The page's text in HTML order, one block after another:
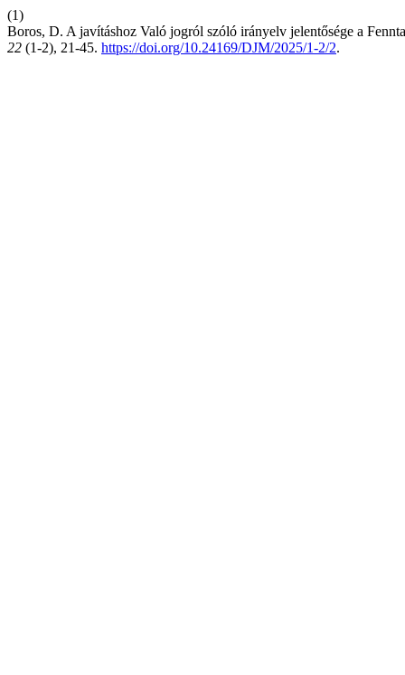
(1)
Boros, D. A javításhoz Való jogról szóló irányelv jelentősége a
22 (1-2), 21-45. https://doi.org/10.24169/DJM/2025/1-2/2.